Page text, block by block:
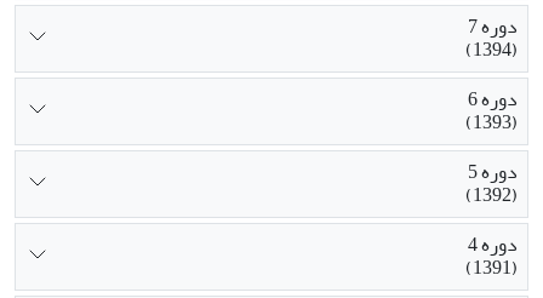
دوره 7
(1394)
دوره 6
(1393)
دوره 5
(1392)
دوره 4
(1391)